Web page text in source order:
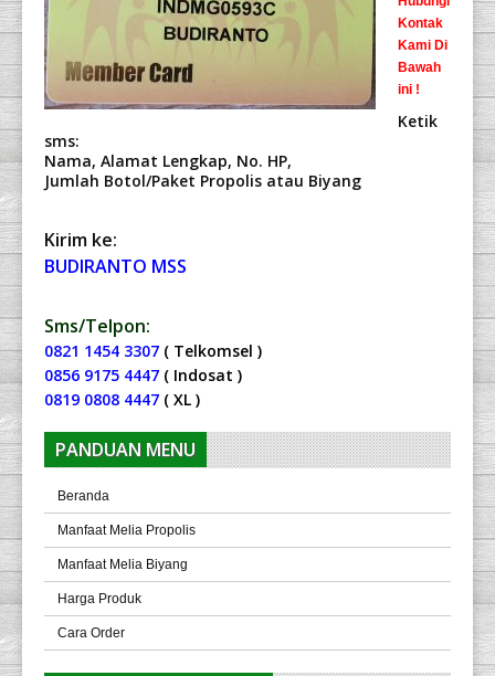
Kontak
Kami Di
Bawah
ini !
Ketik
sms:
Nama, Alamat Lengkap, No. HP,
Jumlah Botol/Paket Propolis atau Biyang
Kirim ke:
BUDIRANTO MSS
Sms/Telpon:
0821 1454 3307 ( Telkomsel )
0856 9175 4447 ( Indosat )
0819 0808 4447 ( XL )
PANDUAN MENU
Beranda
Manfaat Melia Propolis
Manfaat Melia Biyang
Harga Produk
Cara Order